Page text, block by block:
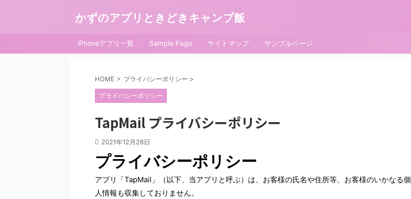
かずのアプリときどきキャンプ飯
iPhoneアプリ一覧 Sample Page サイトマップ サンプルページ
HOME > プライバシーポリシー >
プライバシーポリシー
TapMail プライバシーポリシー
2021年12月28日
プライバシーポリシー
アプリ「TapMail」（以下、当アプリと呼ぶ）は、お客様の氏名や住所等、お客様のいかなる個
人情報も収集しておりません。